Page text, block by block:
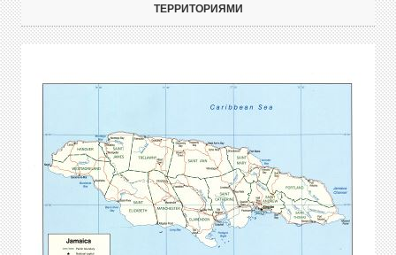
ТЕРРИТОРИЯМИ